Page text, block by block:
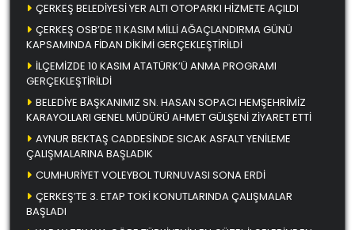
ÇERKEŞ BELEDİYESİ YER ALTI OTOPARKI HİZMETE AÇILDI
ÇERKEŞ OSB’DE 11 KASIM MİLLİ AĞAÇLANDIRMA GÜNÜ
KAPSAMINDA FİDAN DİKİMİ GERÇEKLEŞTİRİLDİ
İLÇEMİZDE 10 KASIM ATATÜRK’Ü ANMA PROGRAMI
GERÇEKLEŞTİRİLDİ
BELEDİYE BAŞKANIMIZ SN. HASAN SOPACI HEMŞEHRİMİZ
KARAYOLLARI GENEL MÜDÜRÜ AHMET GÜLŞENİ ZİYARET ETTİ
AYNUR BEKTAŞ CADDESİNDE SICAK ASFALT YENİLEME
ÇALIŞMALARINA BAŞLADIK
CUMHURİYET VOLEYBOL TURNUVASI SONA ERDİ
ÇERKEŞ’TE 3. ETAP TOKİ KONUTLARINDA ÇALIŞMALAR
BAŞLADI